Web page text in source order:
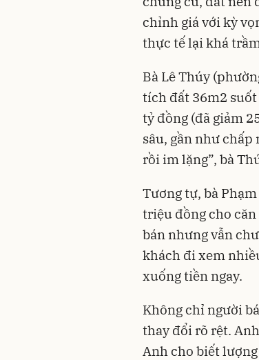
chỉnh giá với kỳ
thực tế lại khá
Bà Lê Thúy
tích đất 36m2 suốt
tỷ đồng (đã giảm
sâu, gần như
rồi im lặng”, bà
Tương tự, bà
triệu đồng cho căn
bán nhưng vẫn
khách đi xem
xuống tiền ngay.
Không chỉ người
thay đổi rõ rệt.
Anh cho biết